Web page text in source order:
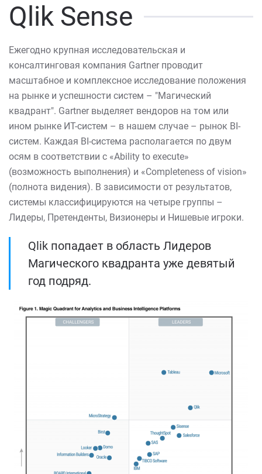
Qlik Sense
Ежегодно крупная исследовательская и
консалтинговая компания Gartner проводит
масштабное и комплексное исследование положения
на рынке и успешности систем – "Магический
квадрант". Gartner выделяет вендоров на том или
ином рынке ИТ-систем – в нашем случае – рынок BI-
систем. Каждая BI-система располагается по двум
осям в соответствии с «Ability to execute»
(возможность выполнения) и «Completeness of vision»
(полнота видения). В зависимости от результатов,
системы классифицируются на четыре группы –
Лидеры, Претенденты, Визионеры и Нишевые игроки.
Qlik попадает в область Лидеров
Магического квадранта уже девятый
год подряд.